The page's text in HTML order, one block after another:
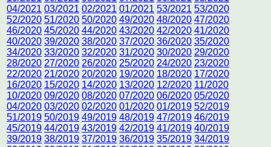
04/2021 03/2021 02/2021 01/2021 53/2021 53/2020
52/2020 51/2020 50/2020 49/2020 48/2020 47/2020
46/2020 45/2020 44/2020 43/2020 42/2020 41/2020
40/2020 39/2020 38/2020 37/2020 36/2020 35/2020
34/2020 33/2020 32/2020 31/2020 30/2020 29/2020
28/2020 27/2020 26/2020 25/2020 24/2020 23/2020
22/2020 21/2020 20/2020 19/2020 18/2020 17/2020
16/2020 15/2020 14/2020 13/2020 12/2020 11/2020
10/2020 09/2020 08/2020 07/2020 06/2020 05/2020
04/2020 03/2020 02/2020 01/2020 01/2019 52/2019
51/2019 50/2019 49/2019 48/2019 47/2019 46/2019
45/2019 44/2019 43/2019 42/2019 41/2019 40/2019
39/2019 38/2019 37/2019 36/2019 35/2019 34/2019